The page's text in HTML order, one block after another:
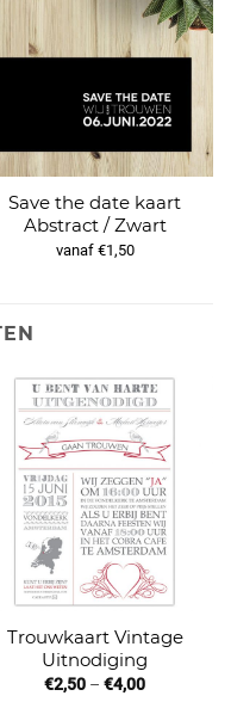
Save the date kaart
Abstract / Zwart
vanaf €1,50
Trouwkaart Vintage
Uitnodiging
€2,50 – €4,00